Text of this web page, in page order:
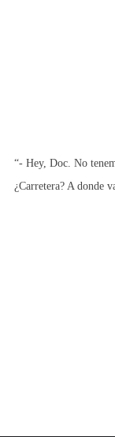
“- Hey, Doc. No
¿Carretera? A donde